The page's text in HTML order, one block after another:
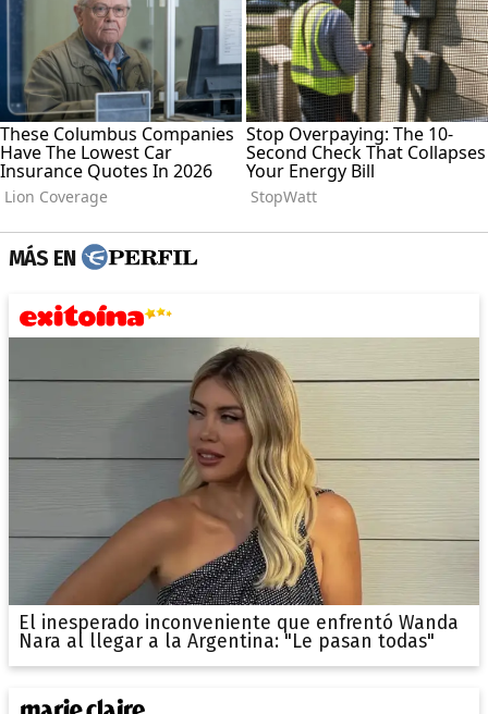
MÁS EN
El inesperado inconveniente que enfrentó Wanda
Nara al llegar a la Argentina: "Le pasan todas"